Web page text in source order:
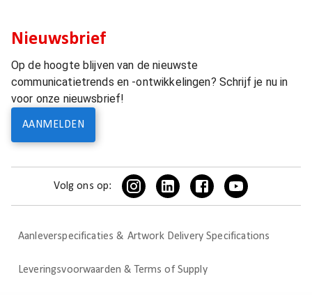
Nieuwsbrief
Op de hoogte blijven van de nieuwste
communicatietrends en -ontwikkelingen? Schrijf je nu in
voor onze nieuwsbrief!
AANMELDEN
Volg ons op:
Aanleverspecificaties & Artwork Delivery Specifications
Leveringsvoorwaarden & Terms of Supply